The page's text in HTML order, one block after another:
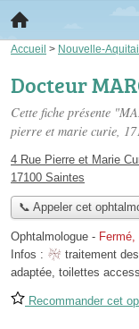
Accueil > Nouvelle-
Docteur
Cette fiche présente
pierre et marie curie,
4 Rue Pierre et Marie
17100 Saintes
📞 Appeler cet
Ophtalmologue -
Infos :
traitement
adaptée, toilettes
Recommander cet